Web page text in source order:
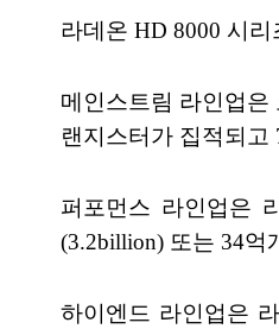
라데온 HD 8000 시
메인스트림 라인업은
랜지스터가 집적되고
퍼포먼스 라인업은
(3.2billion) 또는 34억
하이엔드 라인업은